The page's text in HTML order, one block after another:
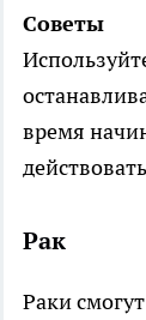
Советы
время
Рак
Раки